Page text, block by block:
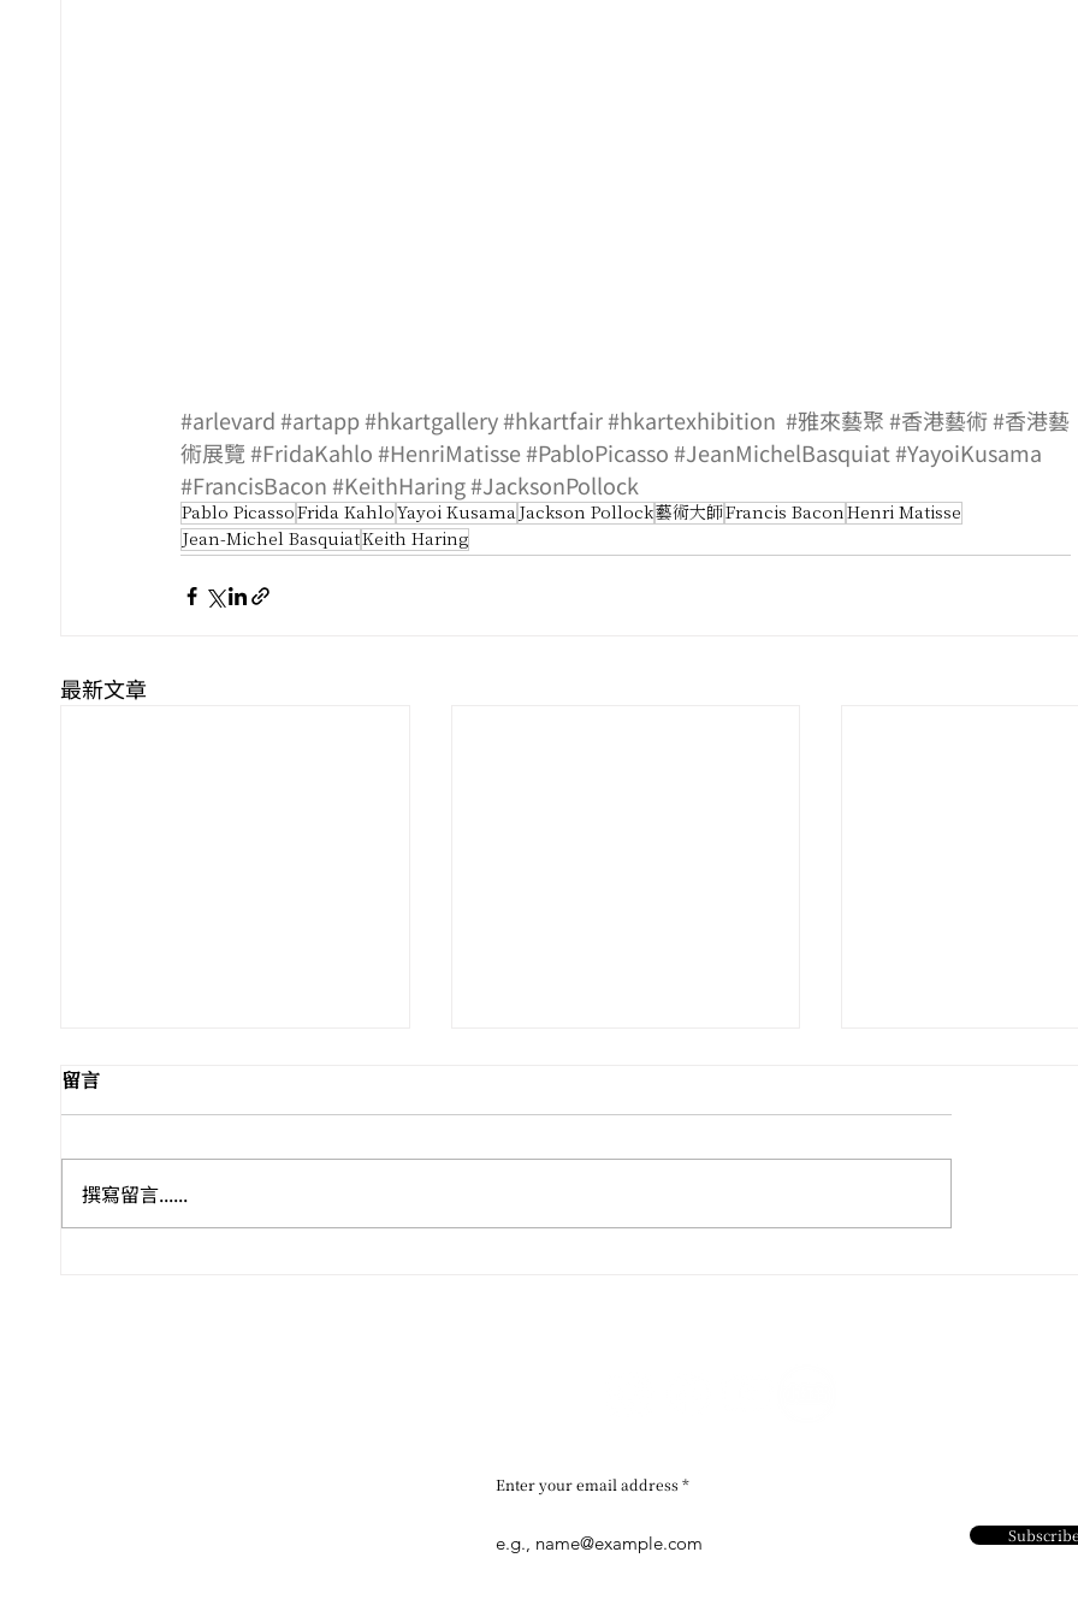
#arlevard#artapp#hkartgallery#hkartfair#hkartexhibition #雅來藝聚#香港藝術#香港藝
術展覽#FridaKahlo#HenriMatisse#PabloPicasso#JeanMichelBasquiat#YayoiKusama
#FrancisBacon#KeithHaring#JacksonPollock
Pablo Picasso Frida Kahlo Yayoi Kusama Jackson Pollock藝術大師 Francis Bacon Henri Matisse
Jean-Michel BasquiatKeith Haring
最新文章
留言
撰寫留言......
Enter your email address